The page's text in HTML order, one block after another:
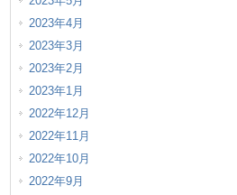
2023年4月
2023年3月
2023年2月
2023年1月
2022年12月
2022年11月
2022年10月
2022年9月